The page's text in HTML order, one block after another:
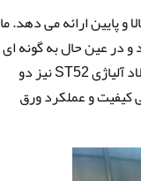
و پایین ارائه می دهد. ما
در عین حال به گونه ای
مورد استفاده قرار گیرد که تمام خواسته ها و نیازهای مشتریان را برآورده کند. تست و جزئیات ورق فولاد آلیاژی ST52 نیز دو
کیفیت و عملکرد ورق